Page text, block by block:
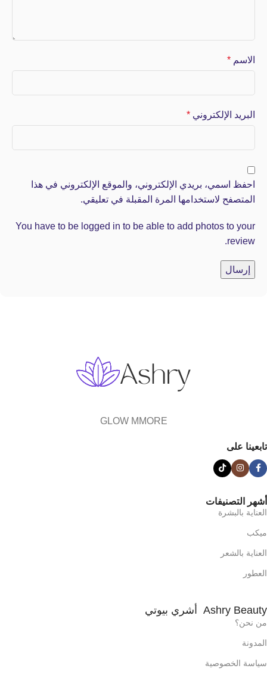
الاسم *
البريد الإلكتروني *
احفظ اسمي، بريدي الإلكتروني، والموقع الإلكتروني في هذا
المتصفح لاستخدامها المرة المقبلة في تعليقي.
You have to be logged in to be able to add photos to your
review.
GLOW MMORE
تابعينا على
أشهر التصنيفات
العناية بالبشرة
ميكب
العناية بالشعر
العطور
Ashry Beauty أشري بيوتي
من نحن؟
المدونة
سياسة الخصوصية